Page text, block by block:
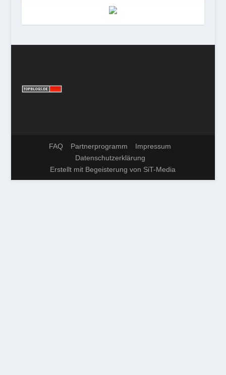
FAQ Partnerprogramm
Impressum
Datenschutzerklärung
Erstellt mit Begeisterung von SiT-Media